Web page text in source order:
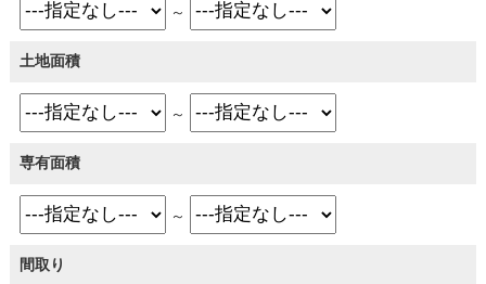
～
土地面積
～
専有面積
～
間取り